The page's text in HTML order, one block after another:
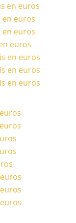
en euros
en euros
en euros
euros
en euros
en euros
en euros